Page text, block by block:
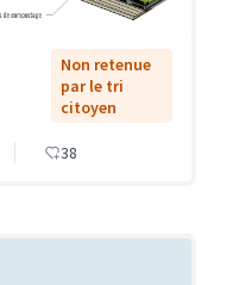
Non retenue
par le tri
citoyen
38